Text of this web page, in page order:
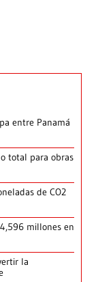
entre Panamá
total para obras
de CO2
millones en
la